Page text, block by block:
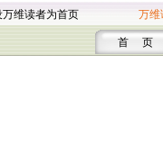
万维读者为首页 万维
首 页